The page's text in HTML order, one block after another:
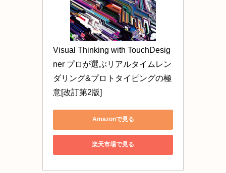
Visual Thinking with TouchDesig
ner プロが選ぶリアルタイムレン
ダリング&プロトタイピングの極
意[改訂第2版]
Amazonで見る
楽天市場で見る